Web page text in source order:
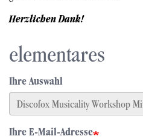
Herzlichen Dank!
elementares
Ihre Auswahl
Ihre E-Mail-Adresse